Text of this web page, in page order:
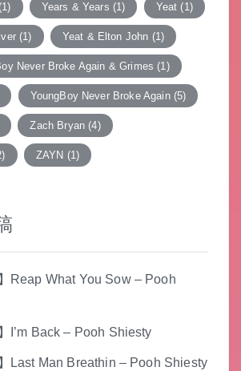
Years & Years (1) Yeat (1)
(1) Yeat & Elton John (1)
Never Broke Again & Grimes (1)
YoungBoy Never Broke Again(5)
Zach Bryan (4)
ZAYN (1)
Reap What You Sow – Pooh
I’m Back – Pooh Shiesty
Last Man Breathin – Pooh Shiesty